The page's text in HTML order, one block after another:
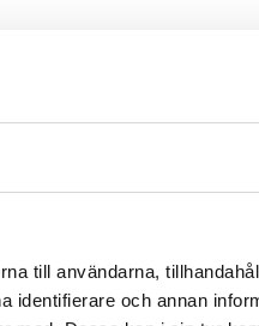
till användarna,
identifierare och annan